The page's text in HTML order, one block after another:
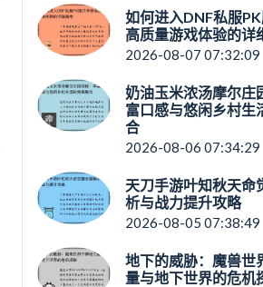
如何进入DNF私服
高质量游戏体验的详
2026-08-07 07:32:09
奶油玉米浓汤摩尔庄
富口感与悠闲乡村生
合
2026-08-06 07:34:29
天刀手游叶知秋天命
析与战力提升攻略
2026-08-05 07:38:49
地下的威胁：魔兽世
量与地下世界的危机